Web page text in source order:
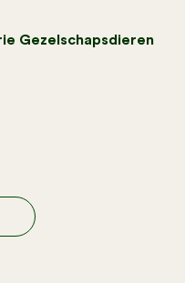
Gezelschapsdieren